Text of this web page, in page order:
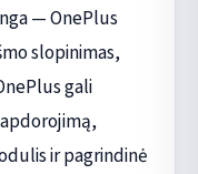
— OnePlus
slopinimas,
gali
ir pagrindinė